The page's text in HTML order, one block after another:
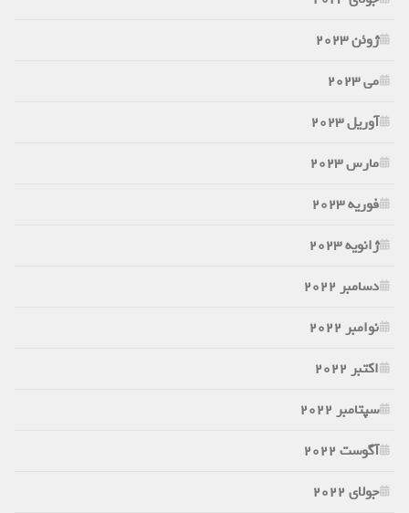
ژوئن 2023
می 2023
آوریل 2023
مارس 2023
فوریه 2023
ژانویه 2023
دسامبر 2022
نوامبر 2022
اکتبر 2022
سپتامبر 2022
آگوست 2022
جولای 2022